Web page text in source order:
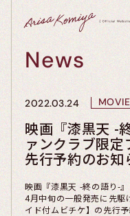
News
2022.03.24 MOVIE
映画『漆黒天 -
ァンクラブ限
先行予約のお知
映画『漆黒天 -終の語り-』
4月中旬の一般発売に先駆
イド付ムビチケ】の先行予